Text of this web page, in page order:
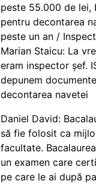
peste 55.000 de lei,
pentru decontarea
peste un an /
Marian Staicu: La
eram inspector șef.
depunem
decontarea navetei
Daniel David:
să fie folosit ca
facultate.
un examen care
pe care le ai după